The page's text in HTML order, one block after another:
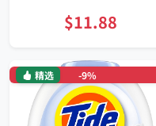
撕裂
$11.88
-9%
精选